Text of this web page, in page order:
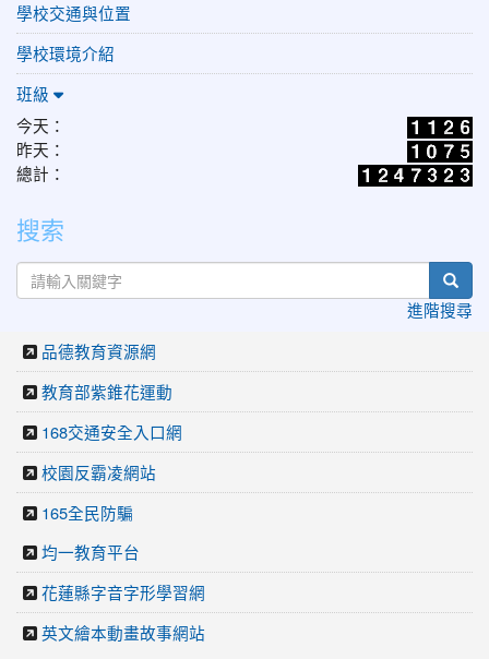
學校交通與位置
學校環境介紹
班級
今天：
昨天：
總計：
搜索
進階搜尋
品德教育資源網
教育部紫錐花運動
168交通安全入口網
校園反霸凌網站
165全民防騙
均一教育平台
花蓮縣字音字形學習網
英文繪本動畫故事網站